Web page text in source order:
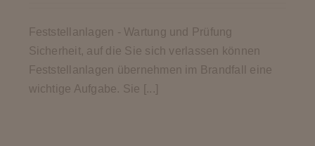
Feststellanlagen - Wartung und Prüfung
Sicherheit, auf die Sie sich verlassen können
Feststellanlagen übernehmen im Brandfall eine
wichtige Aufgabe. Sie [...]